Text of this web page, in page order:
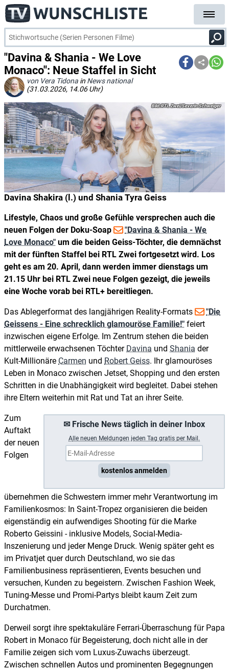
"Davina & Shania - We Love
Monaco": Neue Staffel in Sicht
von Vera Tidona in News national
(31.03.2026, 14.06 Uhr)
Davina Shakira (l.) und Shania Tyra Geiss
RTL Zwei/Severin Schweiger
Lifestyle, Chaos und große Gefühle versprechen auch die
neuen Folgen der Doku-Soap
"Davina & Shania - We
Love Monaco" um die beiden Geiss-Töchter, die demnächst
mit der fünften Staffel bei RTL Zwei fortgesetzt wird. Los
geht es am 20. April, dann werden immer dienstags um
21.15 Uhr bei RTL Zwei neue Folgen gezeigt, die jeweils
eine Woche vorab bei RTL+ bereitliegen.
Das Ablegerformat des langjährigen Reality-Formats
"Die
Geissens - Eine schrecklich glamouröse Familie!" feiert
inzwischen eigene Erfolge. Im Zentrum stehen die beiden
mittlerweile erwachsenen Töchter Davina und Shania der
Kult-Millionäre Carmen und Robert Geiss. Ihr glamouröses
Leben in Monaco zwischen Jetset, Shopping und den ersten
Schritten in die Unabhängigkeit wird begleitet. Dabei stehen
ihre Eltern weiterhin mit Rat und Tat an ihrer Seite.
✉ Frische News täglich in deiner Inbox
Alle neuen Meldungen jeden Tag gratis per Mail.
kostenlos anmelden
Zum
Auftakt
der neuen
Folgen
übernehmen die Schwestern immer mehr Verantwortung im
Familienkosmos: In Saint-Tropez organisieren die beiden
eigenständig ein aufwendiges Shooting für die Marke
Roberto Geissini - inklusive Models, Social-Media-
Inszenierung und jeder Menge Druck. Wenig später geht es
im Privatjet quer durch Deutschland, wo sie das
Familienbusiness repräsentieren, Events besuchen und
versuchen, Kunden zu begeistern. Zwischen Fashion Week,
Tuning-Messe und Promi-Partys bleibt kaum Zeit zum
Durchatmen.
Derweil sorgt ihre spektakuläre Ferrari-Überraschung für Papa
Robert in Monaco für Begeisterung, doch nicht alle in der
Familie zeigen sich vom Luxus-Zuwachs überzeugt.
Zwischen schnellen Autos und prominenten Begegnungen